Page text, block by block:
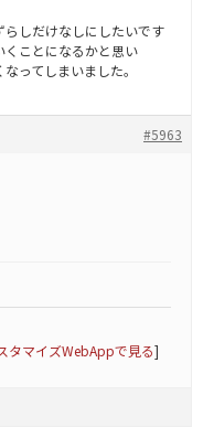
しだけなしにしたいです
ことになるかと思い
ってしまいました。
#5963
タマイズWebAppで見る]